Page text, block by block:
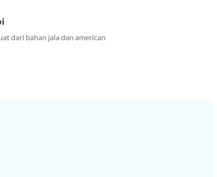
dari bahan jala dan american